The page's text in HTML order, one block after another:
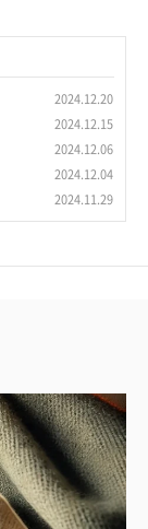
2024.12.20
2024.12.15
2024.12.06
2024.12.04
2024.11.29